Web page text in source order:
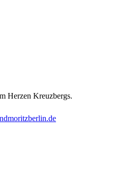
Herzen Kreuzbergs.